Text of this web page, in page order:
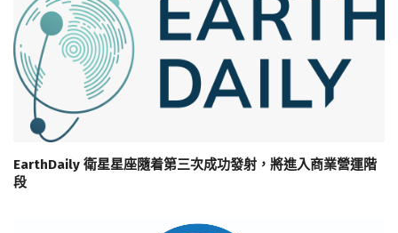
EarthDaily 衛星星座隨着第三次成功發射，將進入商業營運階
段